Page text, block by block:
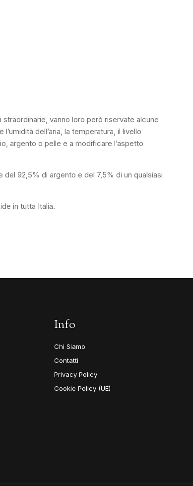
vanno loro però riservate alcune
dell’aria, la temperatura, il livello
argento o pelle e a modificare l’aspetto
92,5% di argento e del 7,5% di un qualsiasi
in tutta Italia.
Info
Chi Siamo
Contatti
Privacy Policy
Cookie Policy (UE)